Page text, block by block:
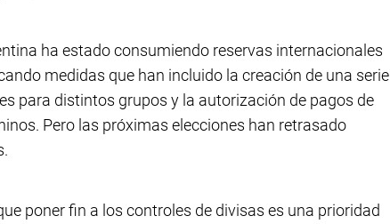
ha estado consumiendo reservas internacionales
medidas que han incluido la creación de una serie
para distintos grupos y la autorización de pagos de
Pero las próximas elecciones han retrasado
poner fin a los controles de divisas es una prioridad